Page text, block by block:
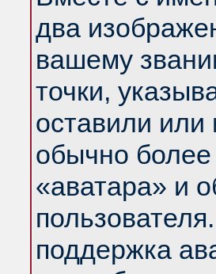
два
вашему
точки,
оставили или
обычно более
«аватара» и
поддержка